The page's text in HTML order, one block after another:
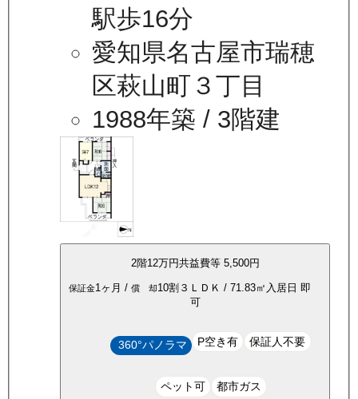
駅歩16分
愛知県名古屋市瑞穂
区萩山町３丁目
1988年築 / 3階建
2階12万円共益費等 5,500円
保証金1ヶ月 / 償 却10割 ３ＬＤＫ / 71.83㎡ 入居日 即
可
360°パノラマ P空き有 保証人不要
ペット可 都市ガス